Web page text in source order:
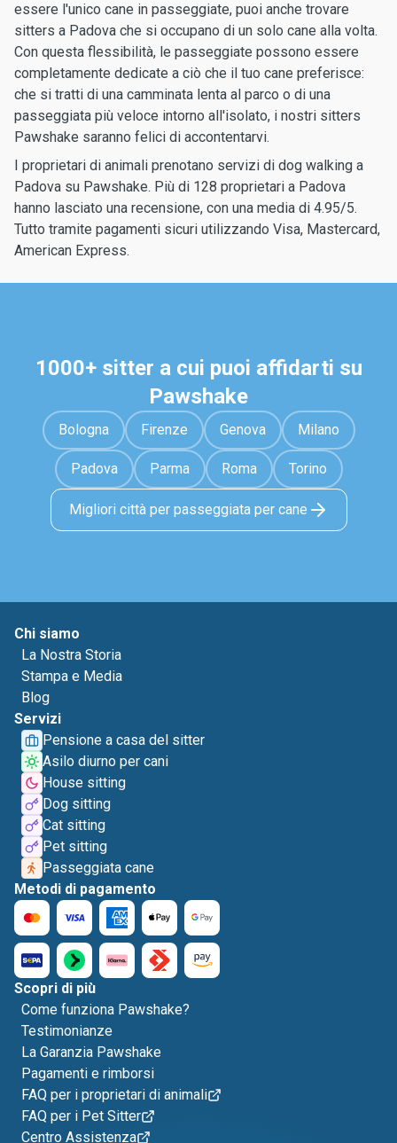
essere l'unico cane in passeggiate, puoi anche trovare
sitters a Padova che si occupano di un solo cane alla volta.
Con questa flessibilità, le passeggiate possono essere
completamente dedicate a ciò che il tuo cane preferisce:
che si tratti di una camminata lenta al parco o di una
passeggiata più veloce intorno all'isolato, i nostri sitters
Pawshake saranno felici di accontentarvi.
I proprietari di animali prenotano servizi di dog walking a
Padova su Pawshake. Più di 128 proprietari a Padova
hanno lasciato una recensione, con una media di 4.95/5.
Tutto tramite pagamenti sicuri utilizzando Visa, Mastercard,
American Express.
1000+ sitter a cui puoi affidarti su
Pawshake
Bologna Firenze Genova Milano
Padova Parma Roma Torino
Migliori città per passeggiata per cane
Chi siamo
La Nostra Storia
Stampa e Media
Blog
Servizi
Pensione a casa del sitter
Asilo diurno per cani
House sitting
Dog sitting
Cat sitting
Pet sitting
Passeggiata cane
Metodi di pagamento
Scopri di più
Come funziona Pawshake?
Testimonianze
La Garanzia Pawshake
Pagamenti e rimborsi
FAQ per i proprietari di animali
FAQ per i Pet Sitter
Centro Assistenza